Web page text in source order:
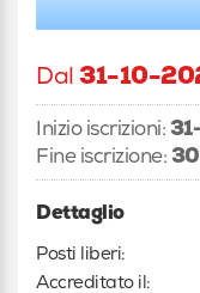
Dal31-10-
Inizio iscrizioni:
Fine iscrizione:
Dettaglio
Posti liberi:
Accreditato il: